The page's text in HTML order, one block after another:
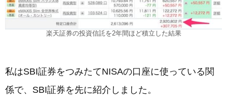
楽天証券の投資信託を2年間ほど積立した結果
私はSBI証券をつみたてNISAの口座に使っている関
係で、SBI証券を先に紹介しました。